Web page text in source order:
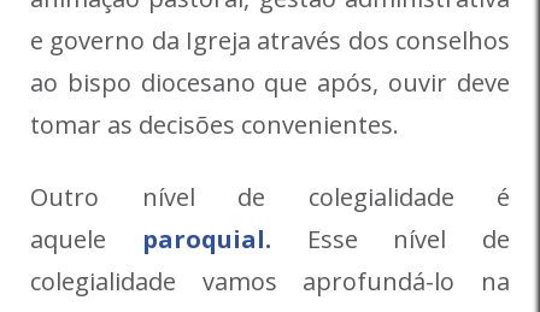
e governo da Igreja através dos conselhos
ao bispo diocesano que após, ouvir deve
tomar as decisões convenientes.
Outro nível de colegialidade é
aquele paroquial. Esse nível de
colegialidade vamos aprofundá-lo na